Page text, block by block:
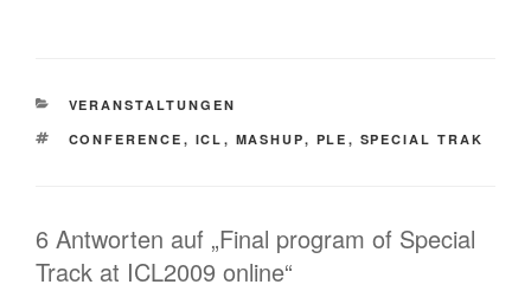
KATEGORIEN
VERANSTALTUNGEN
SCHLAGWÖRTER
CONFERENCE , ICL , MASHUP, PLE , SPECIAL TRAK
6 Antworten auf „Final program of Special
Track at ICL2009 online“